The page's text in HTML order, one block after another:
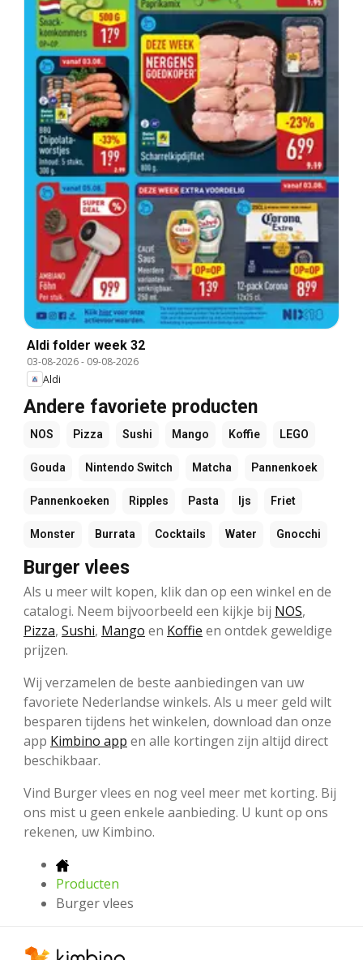
Aldi folder week 32
03-08-2026- 09-08-2026
Aldi
Andere favoriete producten
NOS Pizza Sushi Mango Koffie LEGO
Gouda Nintendo Switch Matcha Pannenkoek
Pannenkoeken Ripples Pasta Ijs Friet
Monster Burrata Cocktails Water Gnocchi
Burger vlees
Als u meer wilt kopen, klik dan op een winkel en de
catalogi. Neem bijvoorbeeld een kijkje bij NOS,
Pizza, Sushi, Mango en Koffie en ontdek geweldige
prijzen.
Wij verzamelen de beste aanbiedingen van uw
favoriete Nederlandse winkels. Als u meer geld wilt
besparen tijdens het winkelen, download dan onze
app Kimbino app en alle kortingen zijn altijd direct
beschikbaar.
Vind Burger vlees en nog veel meer met korting. Bij
ons mist u geen enkele aanbieding. U kunt op ons
rekenen, uw Kimbino.
Producten
Burger vlees